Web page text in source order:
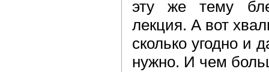
эту же тему
лекция. А вот
сколько угодно и
нужно. И чем